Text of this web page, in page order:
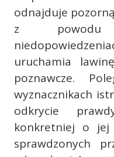
odnajduje
z powodu
uruchamia
poznawcze.
wyznacznikach
odkrycie
konkretniej o jej
sprawdzonych